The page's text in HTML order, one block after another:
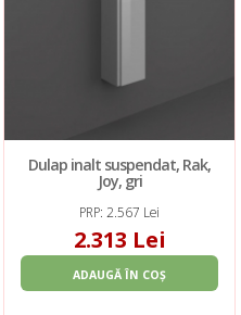
Dulap inalt suspendat, Rak,
Joy, gri
PRP: 2.567 Lei
2.313 Lei
ADAUGĂ ÎN COȘ